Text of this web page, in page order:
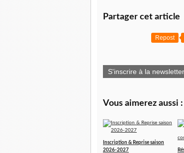
Partager cet article
Repost
S'inscrire à la newsletter
Vous aimerez aussi :
Inscription & Reprise saison
2026-2027